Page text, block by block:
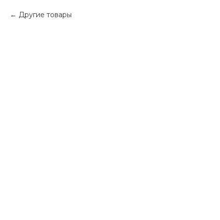
Другие товары